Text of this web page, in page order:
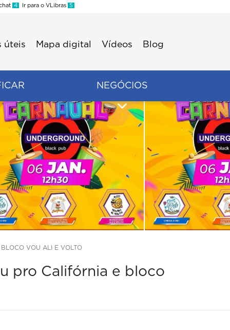
4 Ir para o VLibras 5
úteis Mapa digital Vídeos Blog
NEGÓCIOS
VOU ALI E VOLTO
pro Califórnia e bloco